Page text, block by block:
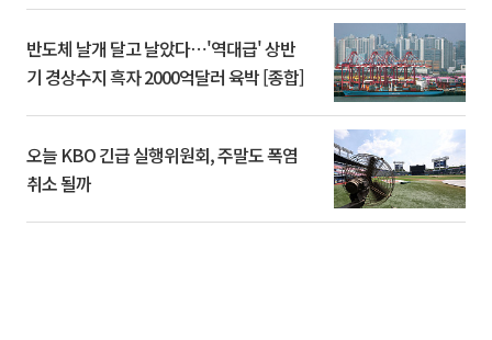
반도체 날개 달고 날았다⋯'역대급' 상반
기 경상수지 흑자 2000억달러 육박 [종합]
오늘 KBO 긴급 실행위원회, 주말도 폭염
취소 될까